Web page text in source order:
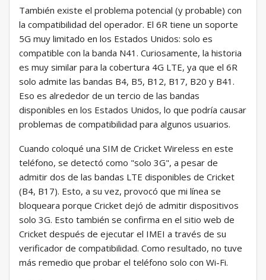
También existe el problema potencial (y probable) con
la compatibilidad del operador. El 6R tiene un soporte
5G muy limitado en los Estados Unidos: solo es
compatible con la banda N41. Curiosamente, la historia
es muy similar para la cobertura 4G LTE, ya que el 6R
solo admite las bandas B4, B5, B12, B17, B20 y B41.
Eso es alrededor de un tercio de las bandas
disponibles en los Estados Unidos, lo que podría causar
problemas de compatibilidad para algunos usuarios.
Cuando coloqué una SIM de Cricket Wireless en este
teléfono, se detectó como "solo 3G", a pesar de
admitir dos de las bandas LTE disponibles de Cricket
(B4, B17). Esto, a su vez, provocó que mi línea se
bloqueara porque Cricket dejó de admitir dispositivos
solo 3G. Esto también se confirma en el sitio web de
Cricket después de ejecutar el IMEI a través de su
verificador de compatibilidad. Como resultado, no tuve
más remedio que probar el teléfono solo con Wi-Fi.